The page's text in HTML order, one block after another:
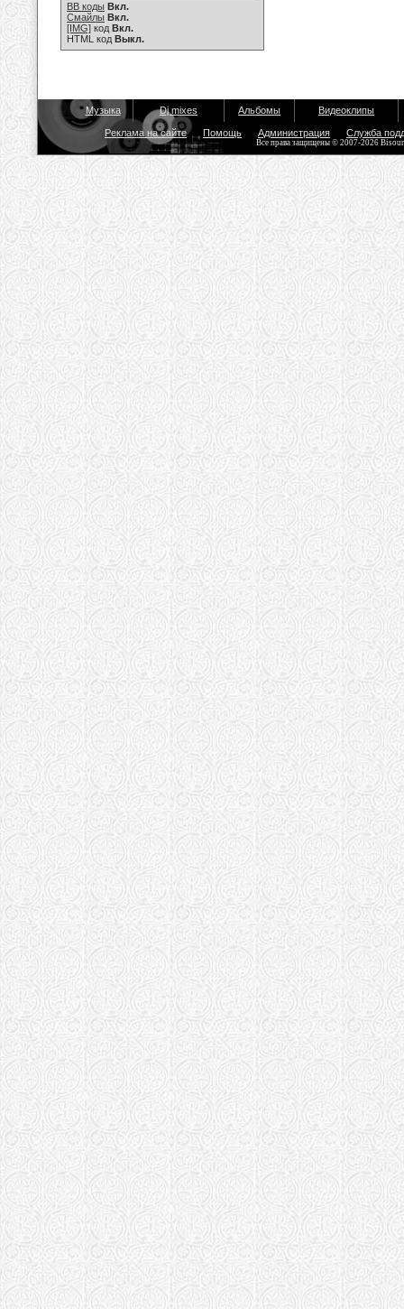
BB коды Вкл.
Смайлы Вкл.
[IMG] код Вкл.
HTML код Выкл.
Музыка Dj mixes Альбомы Видеоклипы
Реклама на сайте Помощь Администрация Служба
Все права защищены © 2007-2026